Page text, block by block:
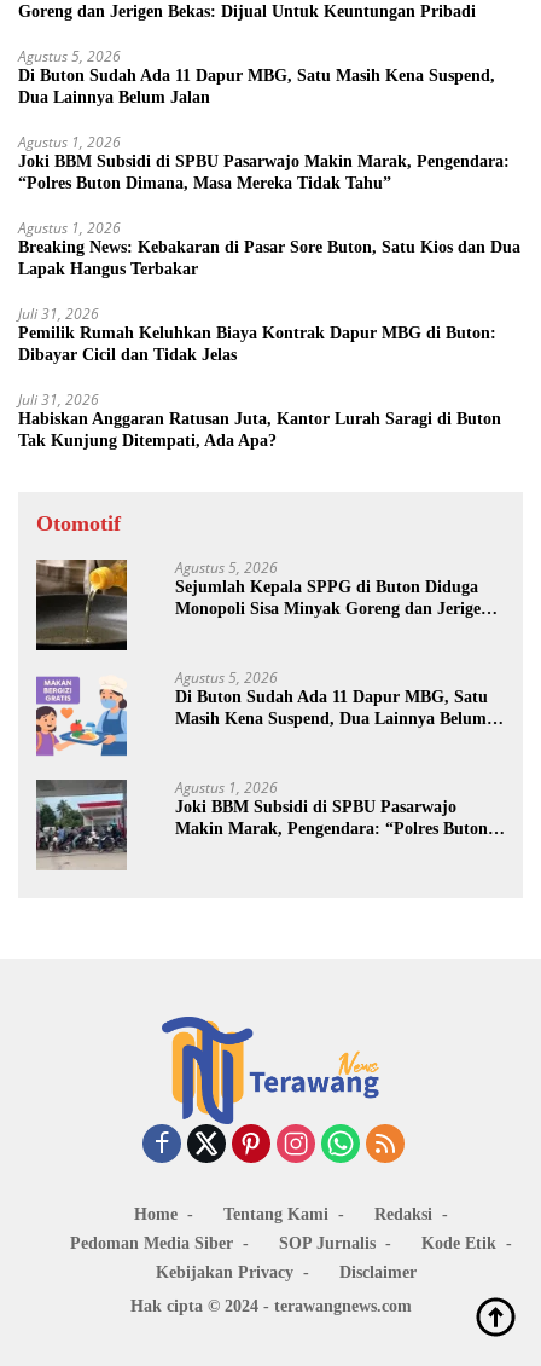
Goreng dan Jerigen Bekas: Dijual Untuk Keuntungan Pribadi
Agustus 5, 2026
Di Buton Sudah Ada 11 Dapur MBG, Satu Masih Kena Suspend,
Dua Lainnya Belum Jalan
Agustus 1, 2026
Joki BBM Subsidi di SPBU Pasarwajo Makin Marak, Pengendara:
“Polres Buton Dimana, Masa Mereka Tidak Tahu”
Agustus 1, 2026
Breaking News: Kebakaran di Pasar Sore Buton, Satu Kios dan Dua
Lapak Hangus Terbakar
Juli 31, 2026
Pemilik Rumah Keluhkan Biaya Kontrak Dapur MBG di Buton:
Dibayar Cicil dan Tidak Jelas
Juli 31, 2026
Habiskan Anggaran Ratusan Juta, Kantor Lurah Saragi di Buton
Tak Kunjung Ditempati, Ada Apa?
Otomotif
Agustus 5, 2026
Sejumlah Kepala SPPG di Buton Diduga
Monopoli Sisa Minyak Goreng dan Jerigen
Agustus 5, 2026
Di Buton Sudah Ada 11 Dapur MBG, Satu
Masih Kena Suspend, Dua Lainnya Belum
Agustus 1, 2026
Joki BBM Subsidi di SPBU Pasarwajo
Makin Marak, Pengendara: “Polres Buton
Home Tentang Kami
Redaksi
Pedoman Media Siber
SOP Jurnalis
Kode Etik
Kebijakan Privacy
Disclaimer
Hak cipta © 2024 - terawangnews.com